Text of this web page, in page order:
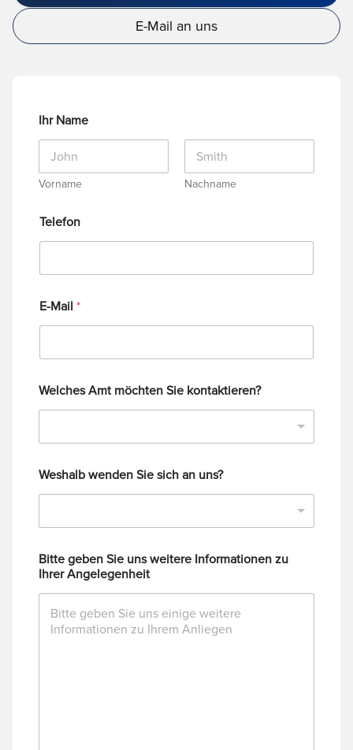
E-Mail an uns
Ihr Name
Vorname Nachname
Telefon
E-Mail *
Welches Amt möchten Sie kontaktieren?
Weshalb wenden Sie sich an uns?
Bitte geben Sie uns weitere Informationen zu
Ihrer Angelegenheit